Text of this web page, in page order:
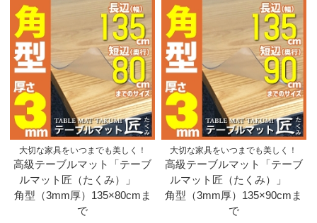
大切な家具をいつまでも美しく！
高級テーブルマット「テーブ
ルマット匠（たくみ）」
角型（3mm厚）135×80cmま
で
大切な家具をいつまでも美しく！
高級テーブルマット「テーブ
ルマット匠（たくみ）」
角型（3mm厚）135×90cmま
で